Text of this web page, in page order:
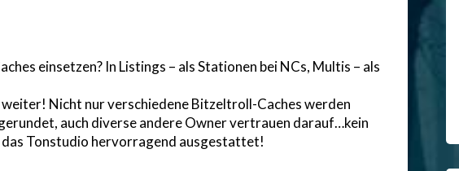
einsetzen? In Listings – als Stationen bei NCs, Multis – als
Nicht nur verschiedene Bitzeltroll-Caches werden
auch diverse andere Owner vertrauen darauf…kein
Tonstudio hervorragend ausgestattet!